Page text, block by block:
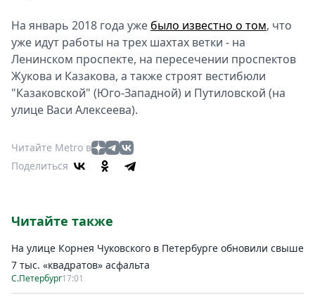
На январь 2018 года уже было известно о том, что
уже идут работы на трех шахтах ветки - на
Ленинском проспекте, на пересечении проспектов
Жукова и Казакова, а также строят вестибюли
"Казаковской" (Юго-Западной) и Путиловской (на
улице Васи Алексеева).
Читайте Metro в
Поделиться
Читайте также
На улице Корнея Чуковского в Петербурге обновили свыше
7 тыс. «квадратов» асфальта
С.Петербург17:01